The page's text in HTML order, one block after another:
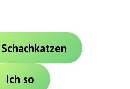
Ich so